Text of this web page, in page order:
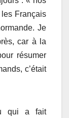
Français
Je
car à la
résumer
c’était
qui a fait